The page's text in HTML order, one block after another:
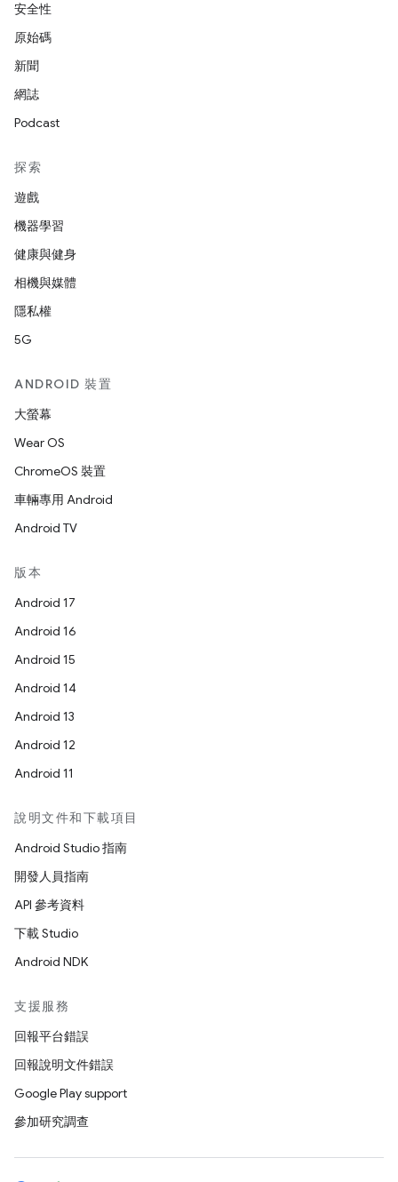
安全性
原始碼
新聞
網誌
Podcast
探索
遊戲
機器學習
健康與健身
相機與媒體
隱私權
5G
ANDROID 裝置
大螢幕
Wear OS
ChromeOS 裝置
車輛專用 Android
Android TV
版本
Android 17
Android 16
Android 15
Android 14
Android 13
Android 12
Android 11
說明文件和下載項目
Android Studio 指南
開發人員指南
API 參考資料
下載 Studio
Android NDK
支援服務
回報平台錯誤
回報說明文件錯誤
Google Play support
參加研究調查